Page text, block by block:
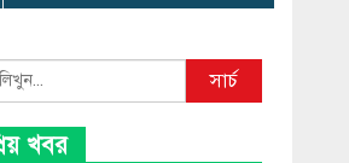
সার্চ
খবর